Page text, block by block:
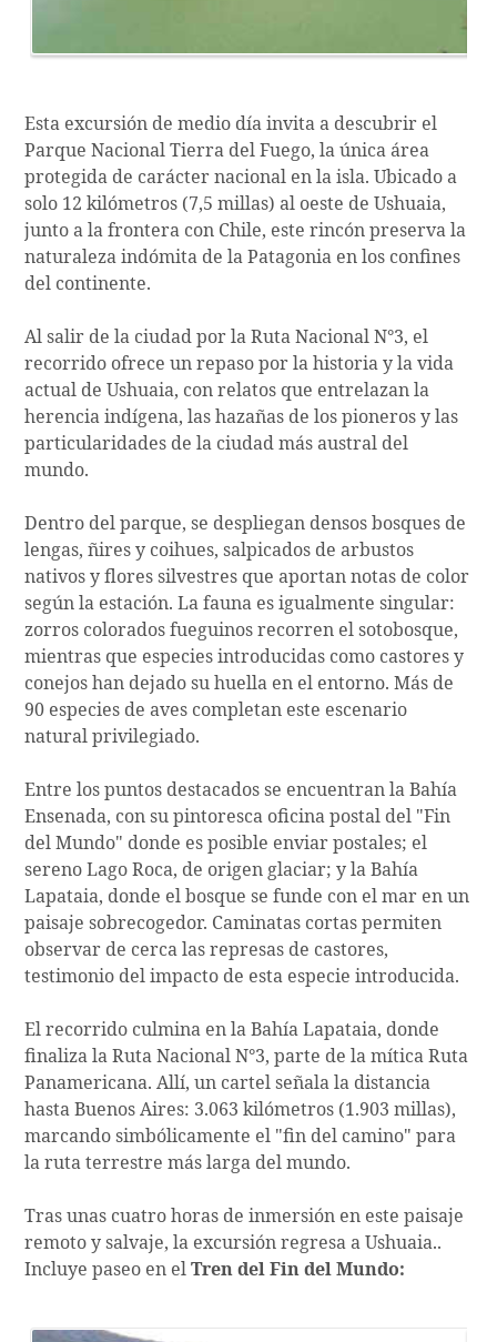
Esta excursión de medio día invita a descubrir el
Parque Nacional Tierra del Fuego, la única área
protegida de carácter nacional en la isla. Ubicado a
solo 12 kilómetros (7,5 millas) al oeste de Ushuaia,
junto a la frontera con Chile, este rincón preserva la
naturaleza indómita de la Patagonia en los confines
del continente.
Al salir de la ciudad por la Ruta Nacional N°3, el
recorrido ofrece un repaso por la historia y la vida
actual de Ushuaia, con relatos que entrelazan la
herencia indígena, las hazañas de los pioneros y las
particularidades de la ciudad más austral del
mundo.
Dentro del parque, se despliegan densos bosques de
lengas, ñires y coihues, salpicados de arbustos
nativos y flores silvestres que aportan notas de color
según la estación. La fauna es igualmente singular:
zorros colorados fueguinos recorren el sotobosque,
mientras que especies introducidas como castores y
conejos han dejado su huella en el entorno. Más de
90 especies de aves completan este escenario
natural privilegiado.
Entre los puntos destacados se encuentran la Bahía
Ensenada, con su pintoresca oficina postal del "Fin
del Mundo" donde es posible enviar postales; el
sereno Lago Roca, de origen glaciar; y la Bahía
Lapataia, donde el bosque se funde con el mar en un
paisaje sobrecogedor. Caminatas cortas permiten
observar de cerca las represas de castores,
testimonio del impacto de esta especie introducida.
El recorrido culmina en la Bahía Lapataia, donde
finaliza la Ruta Nacional N°3, parte de la mítica Ruta
Panamericana. Allí, un cartel señala la distancia
hasta Buenos Aires: 3.063 kilómetros (1.903 millas),
marcando simbólicamente el "fin del camino" para
la ruta terrestre más larga del mundo.
Tras unas cuatro horas de inmersión en este paisaje
remoto y salvaje, la excursión regresa a Ushuaia..
Incluye paseo en elTren del Fin del Mundo: